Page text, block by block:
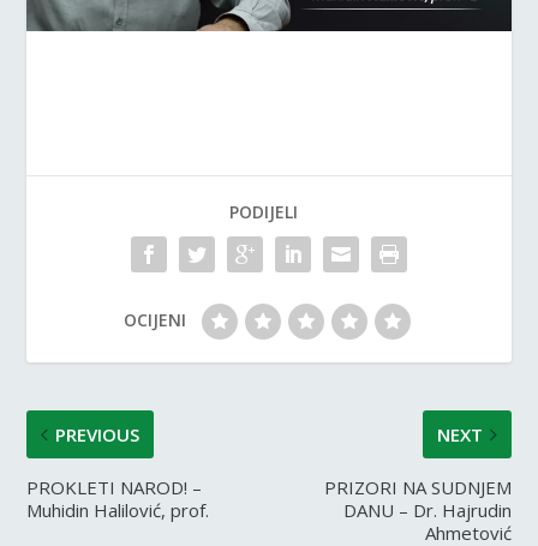
PODIJELI
OCIJENI
PREVIOUS
PROKLETI NAROD! –
Muhidin Halilović, prof.
NEXT
PRIZORI NA SUDNJEM
DANU – Dr. Hajrudin
Ahmetović